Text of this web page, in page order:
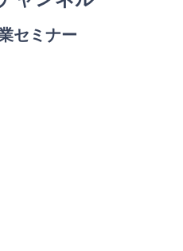
セミナー